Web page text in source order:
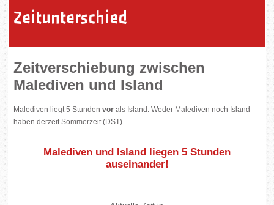
Zeitunterschied
Zeitverschiebung zwischen
Malediven und Island
Malediven liegt 5 Stundenvor als Island. Weder Malediven noch Island
haben derzeit Sommerzeit (DST).
Malediven und Island liegen 5 Stunden
auseinander!